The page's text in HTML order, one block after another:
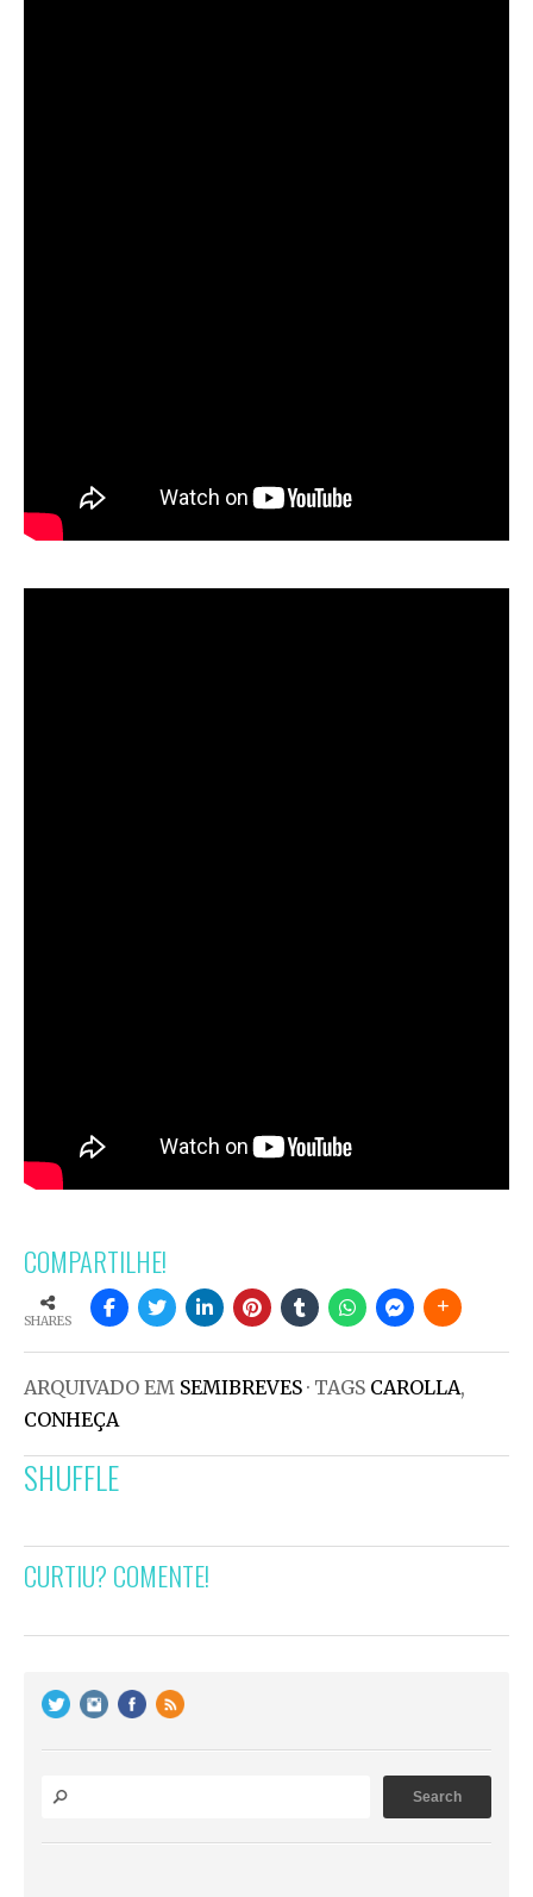
COMPARTILHE!
SHARES
ARQUIVADO EM SEMIBREVES · TAGS CAROLLA,
CONHEÇA
SHUFFLE
CURTIU? COMENTE!